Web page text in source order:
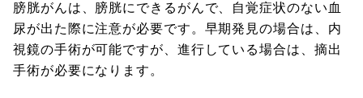
膀胱がんは、膀胱にできるがんで、自覚症状のない血
尿が出た際に注意が必要です。早期発見の場合は、内
視鏡の手術が可能ですが、進行している場合は、摘出
手術が必要になります。